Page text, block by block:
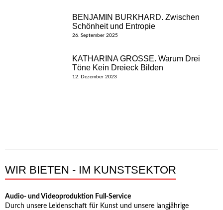
BENJAMIN BURKHARD. Zwischen
Schönheit und Entropie
26. September 2025
KATHARINA GROSSE. Warum Drei
Töne Kein Dreieck Bilden
12. Dezember 2023
WIR BIETEN - IM KUNSTSEKTOR
Audio- und Videoproduktion Full-Service
Durch unsere Leidenschaft für Kunst und unsere langjährige